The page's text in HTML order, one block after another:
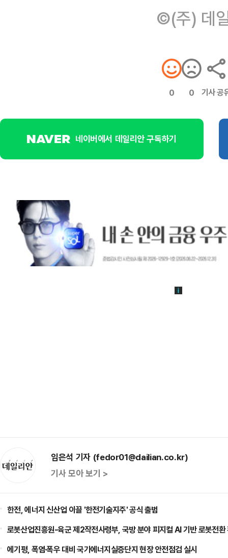
©(주) 데
0 0 기사 공
네이버에서 데일리안 구독하기
임은석 기자 (fedor01@dailian.co.kr)
기사 모아 보기 >
한전, 에너지 신산업 이끌 '한전기술지주' 공식 출범
로봇산업진흥원-육군 제2작전사령부, 국방 분야 피지컬 AI 기반 로봇전환
에기평, 폭염·폭우 대비 국가에너지실증단지 현장 안전점검 실시